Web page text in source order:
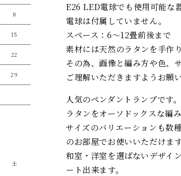
8
15
22
29
土
E26 LED電球でも使用可能な
電球は付属していません。
スペース：6～12畳前後まで
素材には天然のラタンを手作
その為、画像と編み方や色、
ご理解いただきますようお願
人気のペンダントランプです
ラタンをオーソドックスな編
サイズのバリエーションも数
のお部屋でお使いいただけま
和室・洋室を選ばないデザイ
ート出来ます。